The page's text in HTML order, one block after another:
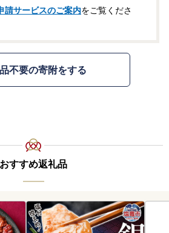
請サービスのご案内をご覧くださ
不要の寄附をする
おすすめ返礼品